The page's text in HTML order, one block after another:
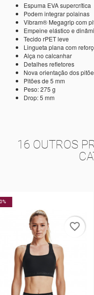
Espuma EVA supercrítica
Podem integrar polainas
Vibram® Megagrip com
Empeine elástico e
Tecido rPET leve
Lingueta plana com
Alça no calcanhar
Detalhes refletores
Nova orientação dos
Pitões de 5 mm
Peso: 275 g
Drop: 5 mm
16 OUTROS